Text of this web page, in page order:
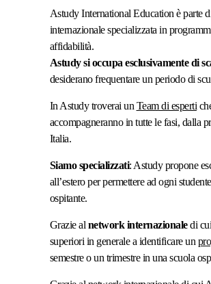
Astudy International Education è parte
internazionale specializzata in
affidabilità.
Astudy si occupa esclusivamente di
desiderano frequentare un periodo di
In Astudy troverai un Team di esperti
accompagneranno in tutte le fasi, dalla
Italia.
Siamo specializzati: Astudy propone
all’estero per permettere ad ogni
ospitante.
Grazie al network internazionaledi cui
superiori in generale a identificare un
semestre o un trimestre in una scuola